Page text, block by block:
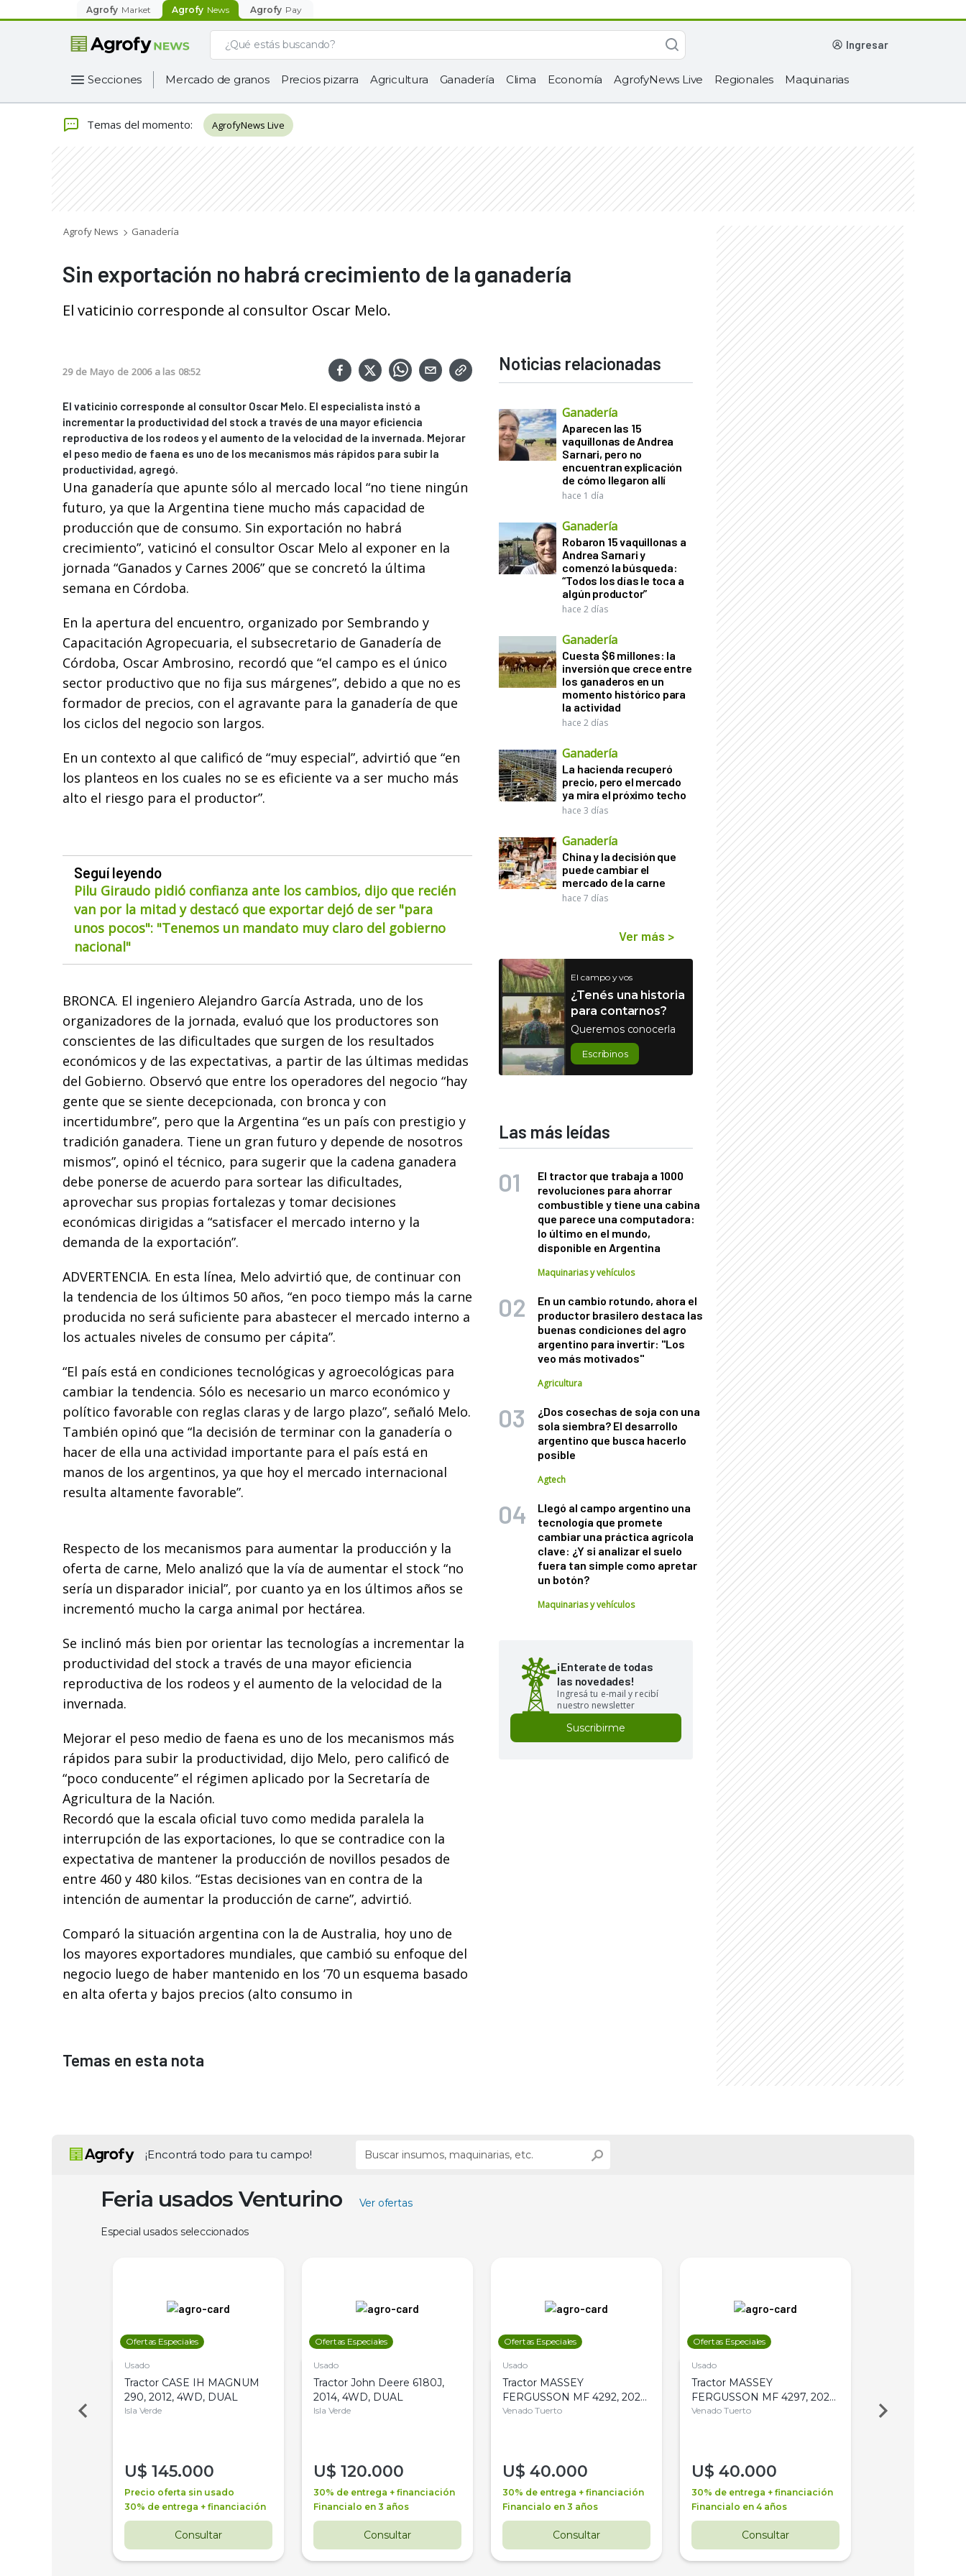
Agrofy Market Agrofy News Agrofy Pay
ingresar
Secciones Mercado de granos Precios pizarra Agricultura Ganadería Clima Economía AgrofyNews Live Regionales Maquinarias
Temas del momento: AgrofyNews Live
Agrofy News Ganadería
Sin exportación no habrá crecimiento de la ganadería
El vaticinio corresponde al consultor Oscar Melo.
29 de Mayo de 2006 a las 08:52
El vaticinio corresponde al consultor Oscar Melo. El especialista instó a
incrementar la productividad del stock a través de una mayor eficiencia
reproductiva de los rodeos y el aumento de la velocidad de la invernada. Mejorar
el peso medio de faena es uno de los mecanismos más rápidos para subir la
productividad, agregó.
Una ganadería que apunte sólo al mercado local “no tiene ningún
futuro, ya que la Argentina tiene mucho más capacidad de
producción que de consumo. Sin exportación no habrá
crecimiento”, vaticinó el consultor Oscar Melo al exponer en la
jornada “Ganados y Carnes 2006” que se concretó la última
semana en Córdoba.
En la apertura del encuentro, organizado por Sembrando y
Capacitación Agropecuaria, el subsecretario de Ganadería de
Córdoba, Oscar Ambrosino, recordó que “el campo es el único
sector productivo que no fija sus márgenes”, debido a que no es
formador de precios, con el agravante para la ganadería de que
los ciclos del negocio son largos.
En un contexto al que calificó de “muy especial”, advirtió que “en
los planteos en los cuales no se es eficiente va a ser mucho más
alto el riesgo para el productor”.
Seguí leyendo
Pilu Giraudo pidió confianza ante los cambios, dijo que recién
van por la mitad y destacó que exportar dejó de ser "para
unos pocos": "Tenemos un mandato muy claro del gobierno
nacional"
BRONCA. El ingeniero Alejandro García Astrada, uno de los
organizadores de la jornada, evaluó que los productores son
conscientes de las dificultades que surgen de los resultados
económicos y de las expectativas, a partir de las últimas medidas
del Gobierno. Observó que entre los operadores del negocio “hay
gente que se siente decepcionada, con bronca y con
incertidumbre”, pero que la Argentina “es un país con prestigio y
tradición ganadera. Tiene un gran futuro y depende de nosotros
mismos”, opinó el técnico, para sugerir que la cadena ganadera
debe ponerse de acuerdo para sortear las dificultades,
aprovechar sus propias fortalezas y tomar decisiones
económicas dirigidas a “satisfacer el mercado interno y la
demanda de la exportación”.
ADVERTENCIA. En esta línea, Melo advirtió que, de continuar con
la tendencia de los últimos 50 años, “en poco tiempo más la carne
producida no será suficiente para abastecer el mercado interno a
los actuales niveles de consumo per cápita”.
“El país está en condiciones tecnológicas y agroecológicas para
cambiar la tendencia. Sólo es necesario un marco económico y
político favorable con reglas claras y de largo plazo”, señaló Melo.
También opinó que “la decisión de terminar con la ganadería o
hacer de ella una actividad importante para el país está en
manos de los argentinos, ya que hoy el mercado internacional
resulta altamente favorable”.
Respecto de los mecanismos para aumentar la producción y la
oferta de carne, Melo analizó que la vía de aumentar el stock “no
sería un disparador inicial”, por cuanto ya en los últimos años se
incrementó mucho la carga animal por hectárea.
Se inclinó más bien por orientar las tecnologías a incrementar la
productividad del stock a través de una mayor eficiencia
reproductiva de los rodeos y el aumento de la velocidad de la
invernada.
Mejorar el peso medio de faena es uno de los mecanismos más
rápidos para subir la productividad, dijo Melo, pero calificó de
“poco conducente” el régimen aplicado por la Secretaría de
Agricultura de la Nación.
Recordó que la escala oficial tuvo como medida paralela la
interrupción de las exportaciones, lo que se contradice con la
expectativa de mantener la producción de novillos pesados de
entre 460 y 480 kilos. “Estas decisiones van en contra de la
intención de aumentar la producción de carne”, advirtió.
Comparó la situación argentina con la de Australia, hoy uno de
los mayores exportadores mundiales, que cambió su enfoque del
negocio luego de haber mantenido en los ’70 un esquema basado
en alta oferta y bajos precios (alto consumo in
Noticias relacionadas
Ganadería
Aparecen las 15
vaquillonas de Andrea
Sarnari, pero no
encuentran explicación
de cómo llegaron allí
hace 1 día
Ganadería
Robaron 15 vaquillonas a
Andrea Sarnari y
comenzó la búsqueda:
“Todos los días le toca a
algún productor”
hace 2 días
Ganadería
Cuesta $6 millones: la
inversión que crece entre
los ganaderos en un
momento histórico para
la actividad
hace 2 días
Ganadería
La hacienda recuperó
precio, pero el mercado
ya mira el próximo techo
hace 3 días
Ganadería
China y la decisión que
puede cambiar el
mercado de la carne
hace 7 días
Ver más >
El campo y vos
¿Tenés una historia
para contarnos?
Queremos conocerla
Escribinos
Las más leídas
El tractor que trabaja a 1000
revoluciones para ahorrar
combustible y tiene una cabina
que parece una computadora:
lo último en el mundo,
disponible en Argentina
Maquinarias y vehículos
En un cambio rotundo, ahora el
productor brasilero destaca las
buenas condiciones del agro
argentino para invertir: "Los
veo más motivados"
Agricultura
¿Dos cosechas de soja con una
sola siembra? El desarrollo
argentino que busca hacerlo
posible
Agtech
Llegó al campo argentino una
tecnología que promete
cambiar una práctica agrícola
clave: ¿Y si analizar el suelo
fuera tan simple como apretar
un botón?
Maquinarias y vehículos
¡Enterate de todas
las novedades!
Ingresá tu e-mail y recibí
nuestro newsletter
Suscribirme
Temas en esta nota
¡Encontrá todo para tu campo!
Feria usados Venturino Ver ofertas
Especial usados seleccionados
Ofertas Especiales
Usado
Tractor CASE IH MAGNUM
290, 2012, 4WD, DUAL
Isla Verde
U$ 145.000
Precio oferta sin usado
30% de entrega + financiación
Consultar
Ofertas Especiales
Usado
Tractor John Deere 6180J,
2014, 4WD, DUAL
Isla Verde
U$ 120.000
30% de entrega + financiación
Financialo en 3 años
Consultar
Ofertas Especiales
Usado
Tractor MASSEY
FERGUSSON MF 4292, 2020,
4WD, PATON
Venado Tuerto
U$ 40.000
30% de entrega + financiación
Financialo en 3 años
Consultar
Ofertas Especiales
Usado
Tractor MASSEY
FERGUSSON MF 4297, 2020,
4WD, PATON
Venado Tuerto
U$ 40.000
30% de entrega + financiación
Financialo en 4 años
Consultar
Venado Tuerto